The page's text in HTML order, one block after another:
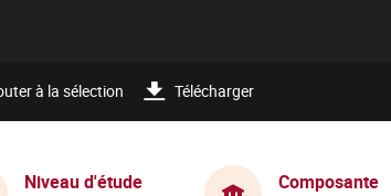
à la sélection Télécharger
Niveau d'étude Composante